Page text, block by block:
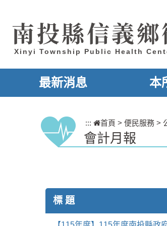
南投縣信義
Xinyi Township Public Health
最新消息 本
::: 首頁 > 便民服務 >
會計月報
標 題